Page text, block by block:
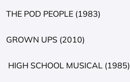
THE POD PEOPLE (1983)
GROWN UPS (2010)
HIGH SCHOOL MUSICAL (1985)